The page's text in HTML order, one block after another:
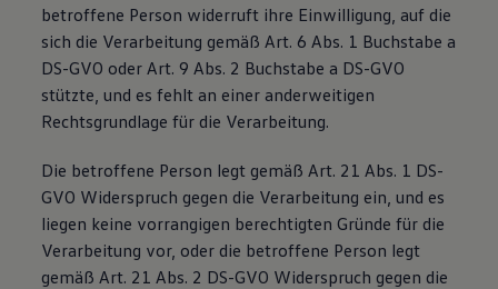
betroffene Person widerruft ihre Einwilligung, auf die
sich die Verarbeitung gemäß Art. 6 Abs. 1 Buchstabe a
DS-GVO oder Art. 9 Abs. 2 Buchstabe a DS-GVO
stützte, und es fehlt an einer anderweitigen
Rechtsgrundlage für die Verarbeitung.
Die betroffene Person legt gemäß Art. 21 Abs. 1 DS-
GVO Widerspruch gegen die Verarbeitung ein, und es
liegen keine vorrangigen berechtigten Gründe für die
Verarbeitung vor, oder die betroffene Person legt
gemäß Art. 21 Abs. 2 DS-GVO Widerspruch gegen die